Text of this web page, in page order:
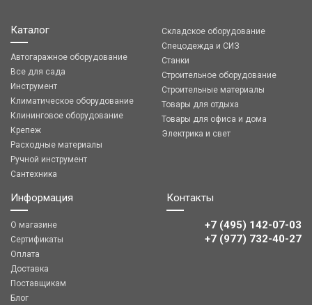
Каталог
Автогаражное оборудование
Все для сада
Инструмент
Климатическое оборудование
Клининговое оборудование
Крепеж
Расходные материалы
Ручной инструмент
Сантехника
Складское оборудование
Спецодежда и СИЗ
Станки
Строительное оборудование
Строительные материалы
Товары для отдыха
Товары для офиса и дома
Электрика и свет
Информация
О магазине
Сертификаты
Оплата
Доставка
Поставщикам
Блог
Контакты
+7 (495) 142-07-03
‎‎+7 (977) 732-40-27